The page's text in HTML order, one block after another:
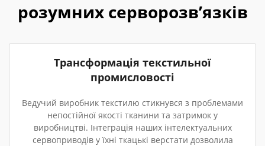
розумних серворозв’язків
Трансформація текстильної
промисловості
Ведучий виробник текстилю стикнувся з проблемами
непостійної якості тканини та затримок у
виробництві. Інтеграція наших інтелектуальних
сервоприводів у їхні ткацькі верстати дозволила